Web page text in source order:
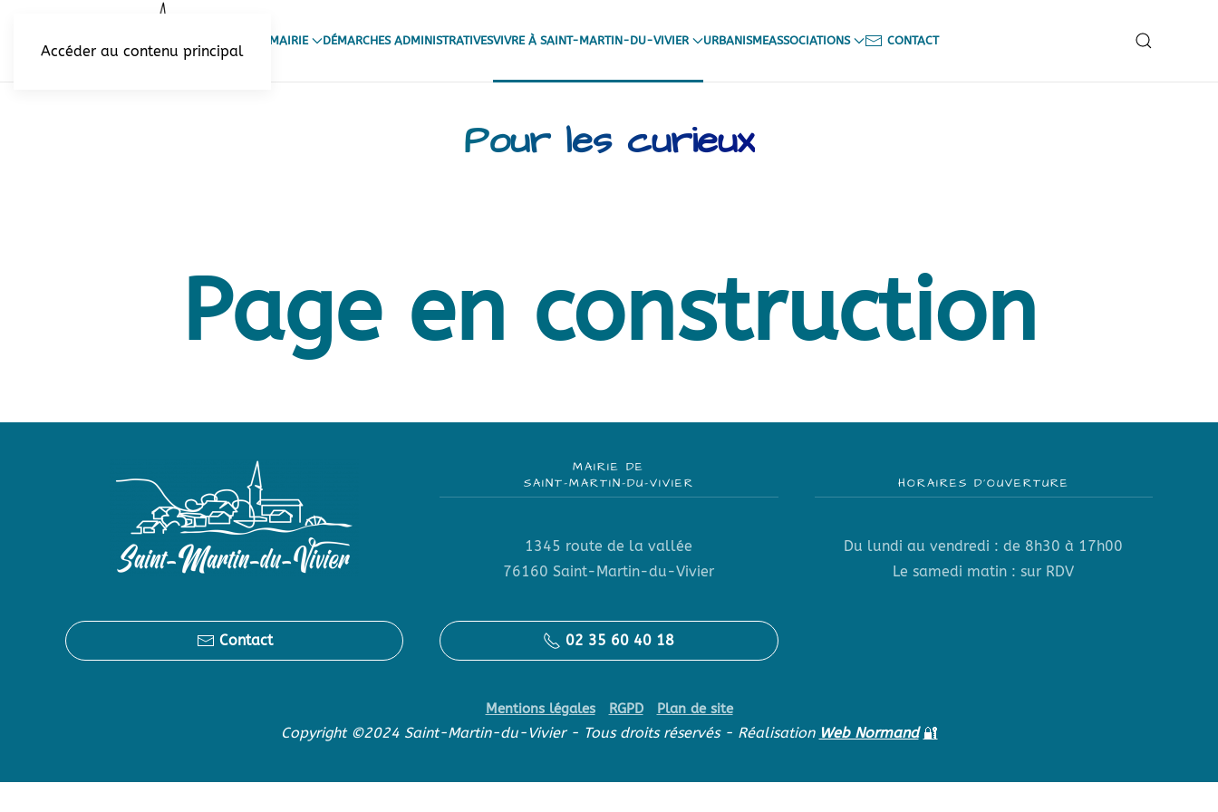
Accéder au contenu principal
VOTRE MAIRIE DÉMARCHES ADMINISTRATIVESVIVRE À SAINT-MARTIN-DU-VIVIER URBANISMEASSOCIATIONS CONTACT
Pour les curieux
Page en construction
MAIRIE DE
SAINT-MARTIN-DU-VIVIER
1345 route de la vallée
76160 Saint-Martin-du-Vivier
HORAIRES D’OUVERTURE
Du lundi au vendredi : de 8h30 à 17h00
Le samedi matin : sur RDV
Contact 02 35 60 40 18
Mentions légales RGPD Plan de site
Copyright ©2024 Saint-Martin-du-Vivier - Tous droits réservés - Réalisation Web Normand 🔐